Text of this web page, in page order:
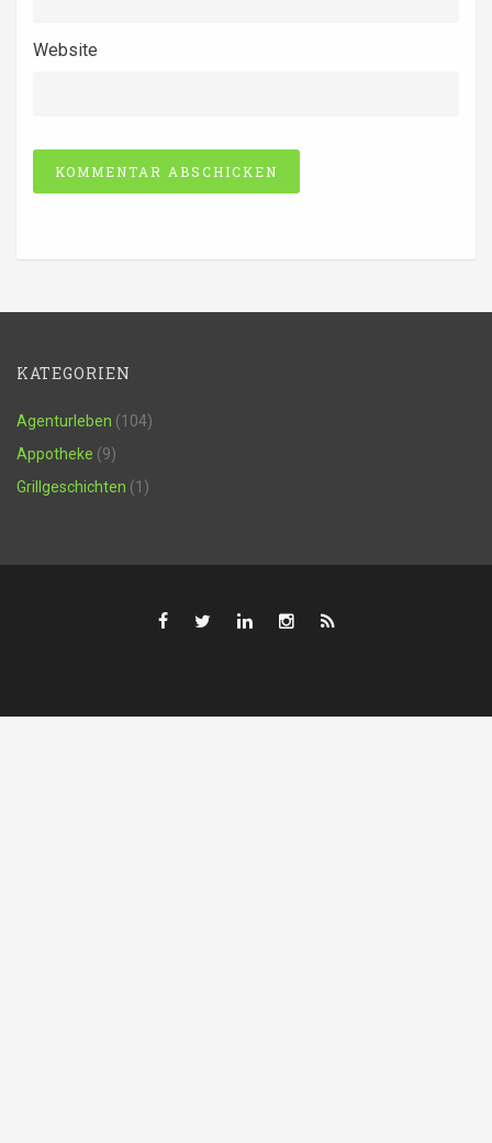
Website
KATEGORIEN
Agenturleben (104)
Appotheke (9)
Grillgeschichten (1)
FacebookTwitterLinkedInInstagram
RSS